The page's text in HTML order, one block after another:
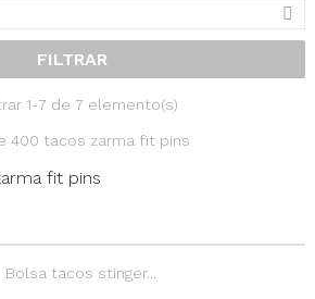

FILTRAR
1-7 de 7 elemento(s)
fit pins